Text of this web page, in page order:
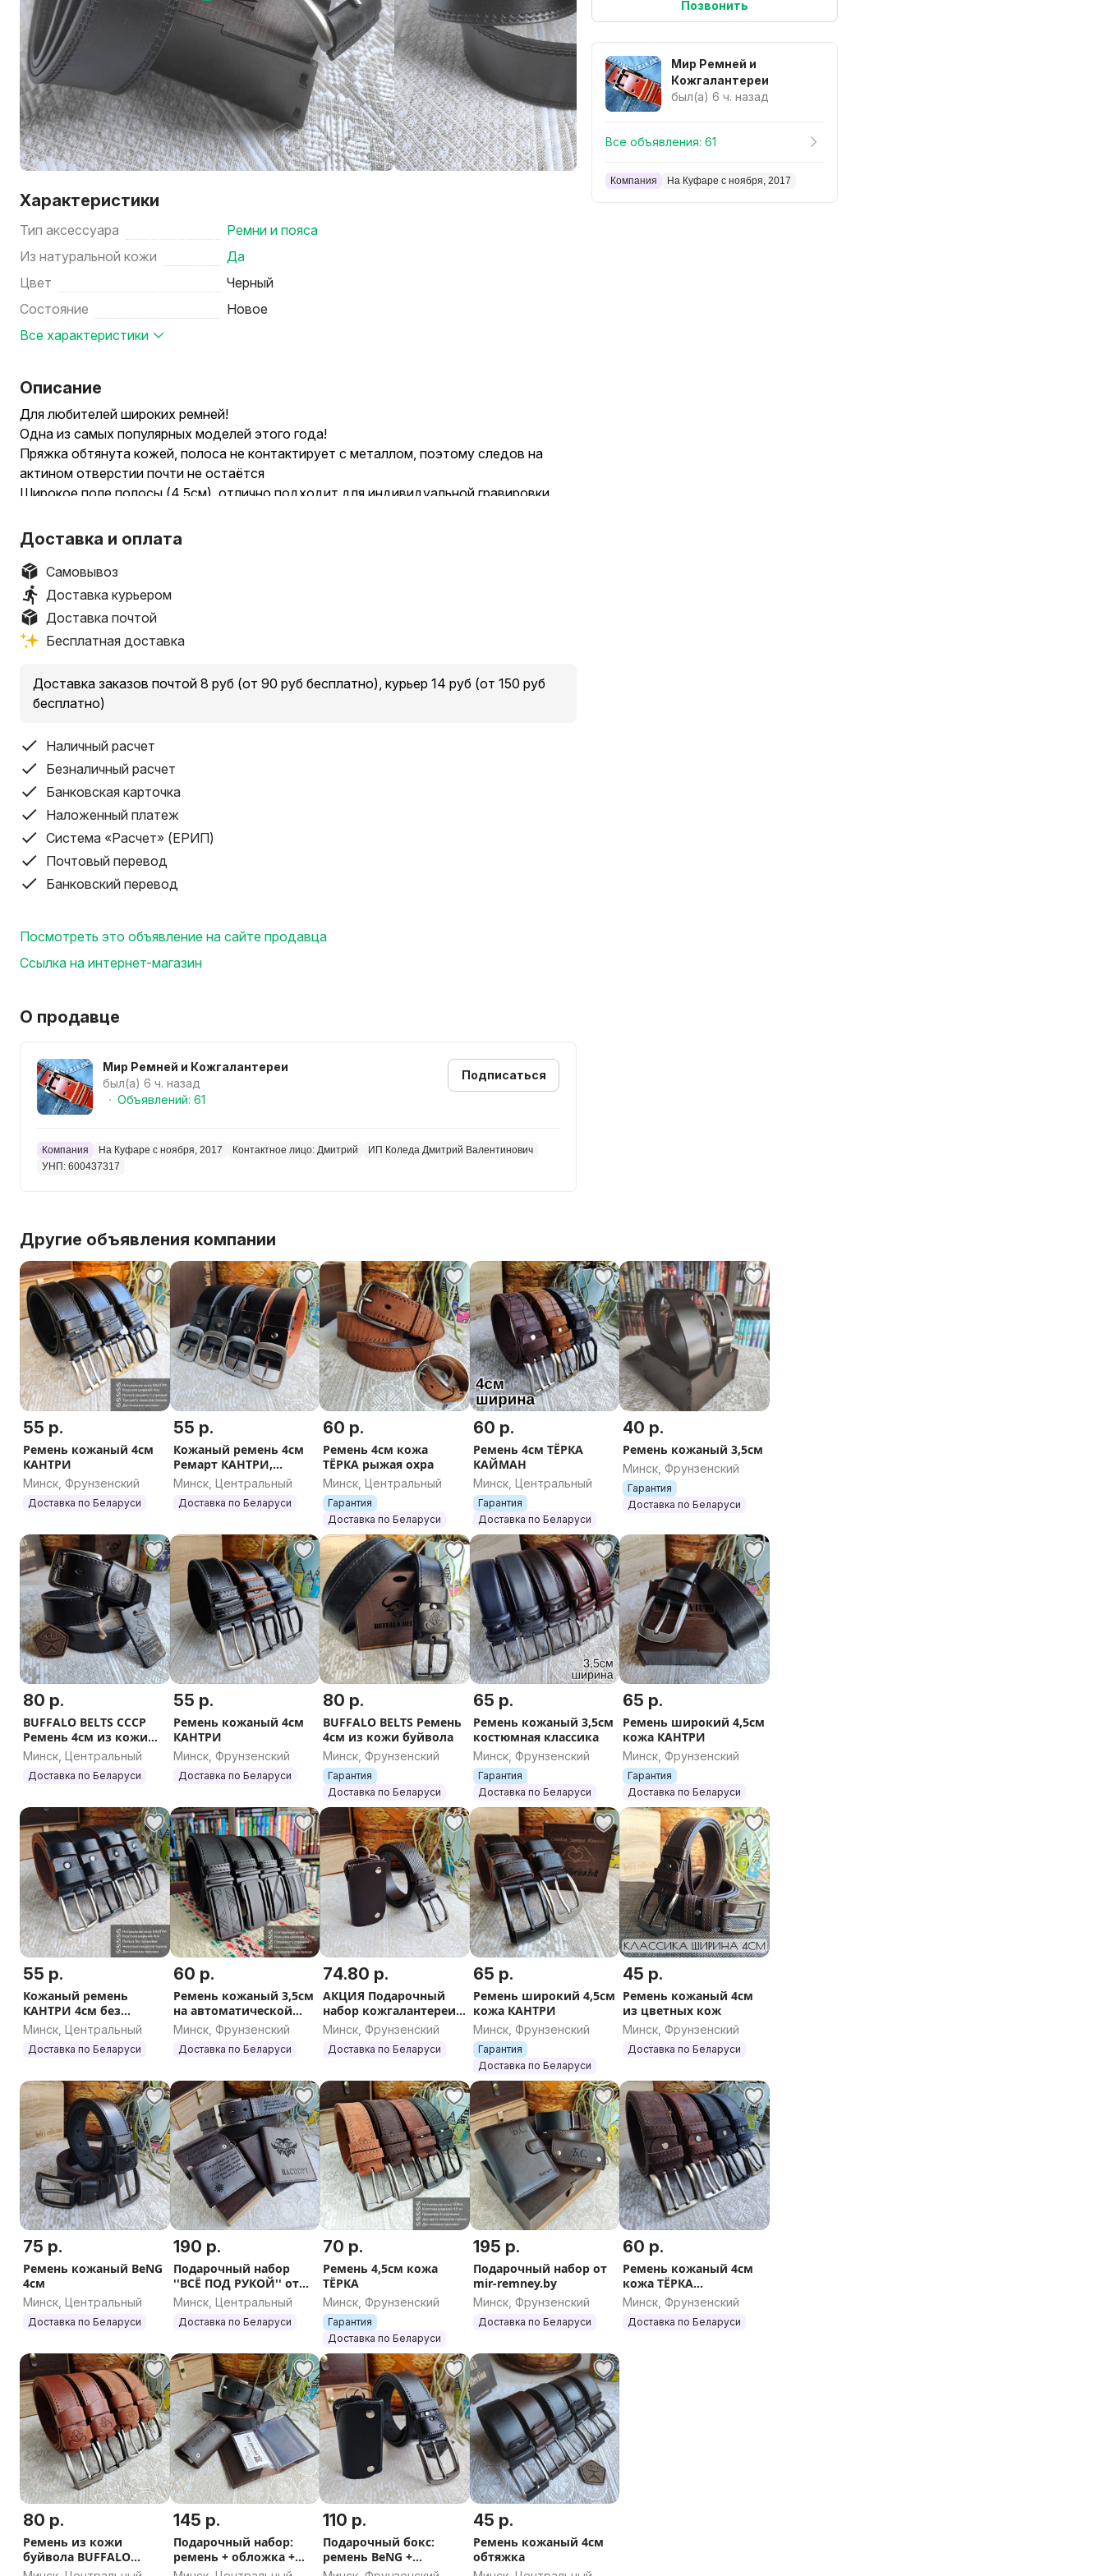
Характеристики
Тип аксессуара
Ремни и пояса
Из натуральной кожи
Да
Цвет
Черный
Состояние
Новое
Все характеристики
Описание
Для любителей широких ремней!
Одна из самых популярных моделей этого года!
Пряжка обтянута кожей, полоса не контактирует с металлом, поэтому следов на
актином отверстии почти не остаётся
Широкое поле полосы (4,5см), отлично подходит для индивидуальной гравировки,
Цена без коробки 55 руб
Деревянная коробка 10 руб
Гравировка 20 руб
.
~Цвет: чёрный
~Материал: натуральная кожа
~Длина: 115,120,125,130,135 см
~Размер: регулируется самостоятельно
Доставка: почта 7 руб, курьер 14 руб
Самовывоз: ТД Ждановичи, Мир Моды2, пав.8
Сайт: mir-remney.by
Инстаграм: mir.remney
Доставка и оплата
Самовывоз
Доставка курьером
Доставка почтой
Бесплатная доставка
Доставка заказов почтой 8 руб (от 90 руб бесплатно), курьер 14 руб (от 150 руб
бесплатно)
Наличный расчет
Безналичный расчет
Банковская карточка
Наложенный платеж
Система «Расчет» (ЕРИП)
Почтовый перевод
Банковский перевод
Посмотреть это объявление на сайте продавца
Ссылка на интернет-магазин
О продавце
Мир Ремней и Кожгалантереи
был(а) 6 ч. назад
Объявлений: 61
Подписаться
Компания На Куфаре с ноября, 2017 Контактное лицо: Дмитрий
ИП Коледа Дмитрий Валентинович
УНП: 600437317
Другие объявления компании
55 р.
Ремень кожаный 4см
КАНТРИ
Минск, Фрунзенский
Доставка по Беларуси
55 р.
Кожаный ремень 4см
Ремарт КАНТРИ,
пряжка рамка
Минск, Центральный
Доставка по Беларуси
60 р.
Ремень 4см кожа
ТЁРКА рыжая охра
Минск, Центральный
Гарантия
Доставка по Беларуси
60 р.
Ремень 4см ТЁРКА
КАЙМАН
Минск, Центральный
Гарантия
Доставка по Беларуси
40 р.
Ремень кожаный 3,5см
Минск, Фрунзенский
Гарантия
Доставка по Беларуси
80 р.
BUFFALO BELTS СССР
Ремень 4см из кожи
буйвола
Минск, Центральный
Доставка по Беларуси
55 р.
Ремень кожаный 4см
КАНТРИ
Минск, Фрунзенский
Доставка по Беларуси
80 р.
BUFFALO BELTS Ремень
4см из кожи буйвола
Минск, Фрунзенский
Гарантия
Доставка по Беларуси
65 р.
Ремень кожаный 3,5см
костюмная классика
Минск, Фрунзенский
Гарантия
Доставка по Беларуси
65 р.
Ремень широкий 4,5см
кожа КАНТРИ
Минск, Фрунзенский
Гарантия
Доставка по Беларуси
55 р.
Кожаный ремень
КАНТРИ 4см без
прошивки
Минск, Центральный
Доставка по Беларуси
60 р.
Ремень кожаный 3,5см
на автоматической
пряжке
Минск, Фрунзенский
Доставка по Беларуси
74.80 р.
АКЦИЯ Подарочный
набор кожгалантереи
со скидкой 12%
Минск, Фрунзенский
Доставка по Беларуси
65 р.
Ремень широкий 4,5см
кожа КАНТРИ
Минск, Фрунзенский
Гарантия
Доставка по Беларуси
45 р.
Ремень кожаный 4см
из цветных кож
Минск, Фрунзенский
Доставка по Беларуси
75 р.
Ремень кожаный BeNG
4см
Минск, Центральный
Доставка по Беларуси
190 р.
Подарочный набор
''ВСЁ ПОД РУКОЙ'' от
mir-remney.by
Минск, Центральный
Доставка по Беларуси
70 р.
Ремень 4,5см кожа
ТЁРКА
Минск, Фрунзенский
Гарантия
Доставка по Беларуси
195 р.
Подарочный набор от
mir-remney.by
Минск, Фрунзенский
Доставка по Беларуси
60 р.
Ремень кожаный 4см
кожа ТЁРКА
двухшпеньковый
Минск, Фрунзенский
Доставка по Беларуси
80 р.
Ремень из кожи
буйвола BUFFALO
BELTS 4 см
145 р.
Подарочный набор:
ремень + обложка +
ключница
110 р.
Подарочный бокс:
ремень BeNG +
ключница
45 р.
Ремень кожаный 4см
обтяжка
Позвонить
Мир Ремней и
Кожгалантереи
был(а) 6 ч. назад
Все объявления: 61
Компания На Куфаре с ноября, 2017